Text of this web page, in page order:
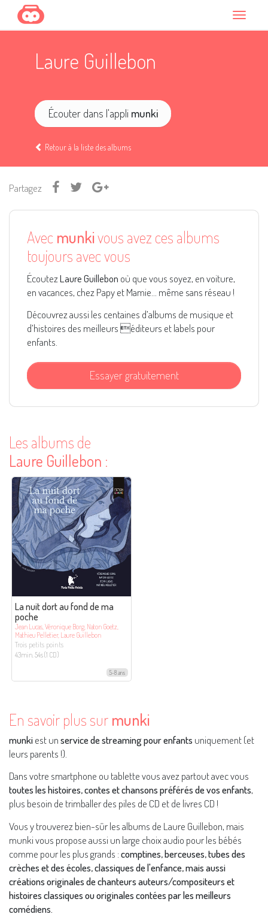
Laure Guillebon
Écouter dans l'appli munki
Retour à la liste des albums
Partagez
Avec munkivous avez ces albums
toujours avec vous
ÉcoutezLaure Guillebon où que vous soyez, en voiture,
en vacances, chez Papy et Mamie... même sans réseau !
Découvrez aussi les centaines d’albums de musique et
d’histoires des meilleurs éditeurs et labels pour
enfants.
Essayer gratuitement
Les albums de
Laure Guillebon :
La nuit dort au fond de ma
poche
Jean Lucas, Véronique Borg, Naton Goetz,
Mathieu Pelletier, Laure Guillebon
Trois petits points
43min. 54s (1 CD)
5-8 ans
En savoir plus sur munki
munkiest unservice de streaming pour enfants uniquement (et
leurs parents !).
Dans votre smartphone ou tablette vous avez partout avec vous
toutes les histoires, contes et chansons préférés de vos enfants,
plus besoin de trimballer des piles de CD et de livres CD !
Vous y trouverez bien-sûr les albums de Laure Guillebon, mais
munki vous propose aussi un large choix audio pour les bébés
comme pour les plus grands :comptines, berceuses, tubes des
crèches et des écoles, classiques de l'enfance, mais aussi
créations originales de chanteurs auteurs/compositeurs et
histoires classiques ou originales contées par les meilleurs
comédiens.